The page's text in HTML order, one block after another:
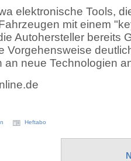
elektronische Tools,
mit einem
Autohersteller bereits
Vorgehensweise
an neue Technologien
Heftabo